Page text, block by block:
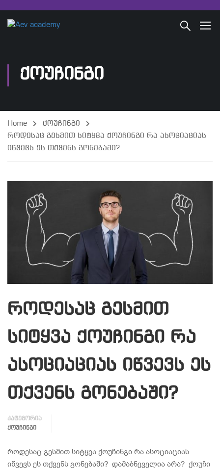
ᲥᲝᲣᲩᲘᲜᲒᲘ
Home
ქოუჩინგი
როდესაც გესმით სიტყვა ქოუჩინგი რა ასოციაციას
იწვევს ეს თქვენს გონებაში?
როდესაც გესმით
სიტყვა ქოუჩინგი რა
ასოციაციას იწვევს ეს
თქვენს გონებაში?
კატეგორია
ᲥᲝᲣᲩᲘᲜᲒᲘ
როდესაც გესმით სიტყვა ქოუჩინგი რა ასოციაციას
იწვევს ეს თქვენს გონებაში? დამაბნეველია არა? ქოუჩი